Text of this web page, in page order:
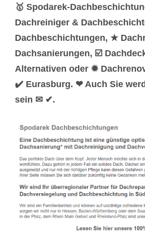
🥇 Spodarek-
Dachreiniger &
Dachbeschichtungen, ★
Dachsanierungen, ☑️
Alternativen oder ✹
✔️ Eurasburg. ❤ Auch Sie
sein ✉ ✔.